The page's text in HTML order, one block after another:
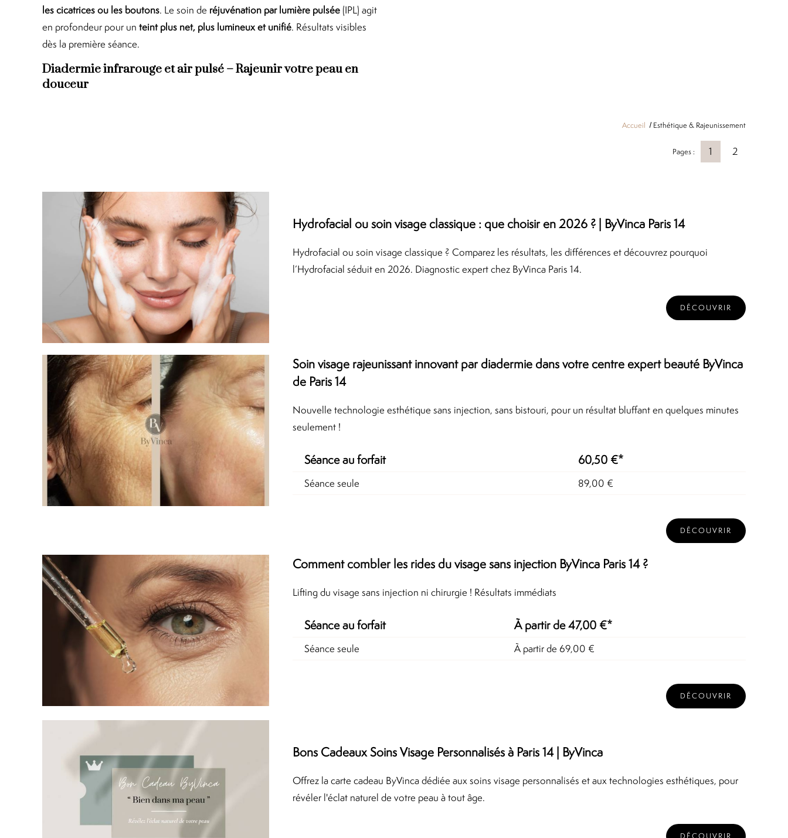
les cicatrices ou les boutons. Le soin de réjuvénation par lumière pulsée (IPL) agit
en profondeur pour un teint plus net, plus lumineux et unifié. Résultats visibles
dès la première séance.
Diadermie infrarouge et air pulsé – Rajeunir votre peau en
douceur
Accueil Esthétique & Rajeunissement
Pages : 1 2
Hydrofacial ou soin visage classique : que choisir en 2026 ? | ByVinca Paris 14
Hydrofacial ou soin visage classique ? Comparez les résultats, les différences et découvrez pourquoi
l’Hydrofacial séduit en 2026. Diagnostic expert chez ByVinca Paris 14.
DÉCOUVRIR
Soin visage rajeunissant innovant par diadermie dans votre centre expert beauté ByVinca
de Paris 14
Nouvelle technologie esthétique sans injection, sans bistouri, pour un résultat bluffant en quelques minutes
seulement !
Séance au forfait 60,50 €*
Séance seule 89,00 €
DÉCOUVRIR
Comment combler les rides du visage sans injection ByVinca Paris 14 ?
Lifting du visage sans injection ni chirurgie ! Résultats immédiats
Séance au forfait À partir de 47,00 €*
Séance seule À partir de 69,00 €
DÉCOUVRIR
Bons Cadeaux Soins Visage Personnalisés à Paris 14 | ByVinca
Offrez la carte cadeau ByVinca dédiée aux soins visage personnalisés et aux technologies esthétiques, pour
révéler l'éclat naturel de votre peau à tout âge.
DÉCOUVRIR